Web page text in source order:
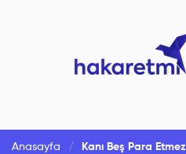
Anasayfa Kanı Beş Para Etmez